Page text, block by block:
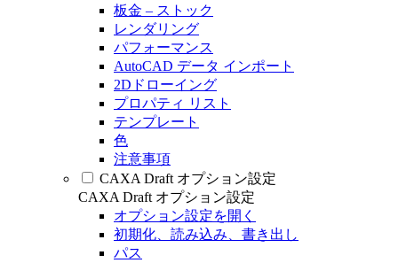
板金 – ストック
レンダリング
パフォーマンス
AutoCAD データ インポート
2Dドローイング
プロパティ リスト
テンプレート
色
注意事項
CAXA Draft オプション設定
CAXA Draft オプション設定
オプション設定を開く
初期化、読み込み、書き出し
パス